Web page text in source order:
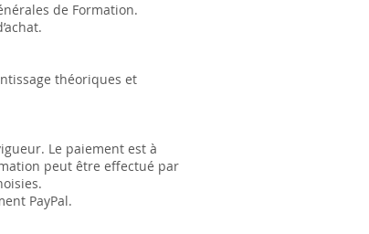
de Formation.
théoriques et
Le paiement est à
peut être effectué par
PayPal.